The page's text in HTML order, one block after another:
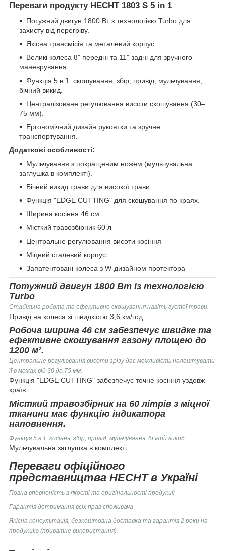
Переваги продукту HECHT 1803 S 5 in 1
Потужний двигун 1800 Вт з технологією Turbo для
захисту від перегріву.
Якісна трансмісія та металевий корпус.
Великі колеса 8" передні та 11" задні для зручного
маневрування.
Функція 5 в 1: скошування, збір, привід, мульчування,
бічний викид.
Централізоване регулювання висоти скошування (30–
75 мм).
Ергономічний дизайн рукоятки та зручне
транспортування.
Додаткові особливості:
Мульчування з покращеним ножем (мульчувальна
заглушка в комплекті).
Бічний викид трави для високої трави.
Функція "EDGE CUTTING" для скошування по краях.
Ширина косіння 46 см
Місткий травозбірник 60 л
Центральне регулювання висоти косіння
Міцний сталевий корпус
Запатентовані колеса з W-дизайном протектора
Потужний двигун 1800 Вт із технологією
Turbo
Стабільна робота та ефективне скошування навіть густої трави.
Привід на колеса зі швидкістю 3,6 км/год
Робоча ширина 46 см забезпечує швидке та
ефективне скошування газону площею до
1200 м².
Центральне регулювання висоти зрізу дає можливість налаштувати
її в межах від 30 до 75 мм.
Функція "EDGE CUTTING" забезпечує точне косіння уздовж
країв.
Місткий травозбірник на 60 літрів з міцної
тканини має функцію індикатора
наповнення.
Функція 5 в 1: косіння, збір, привід, мульчування, бічний викид
Мульчувальна заглушка в комплекті.
Переваги офіційного
представництва HECHT в Україні
Повна впевненість в якості та оригінальності продукції
Гарантія дотримання всіх прав споживача
Якісна консультація, безкоштовна доставка та гарантія 2 роки на
продукцію (приватне використання)